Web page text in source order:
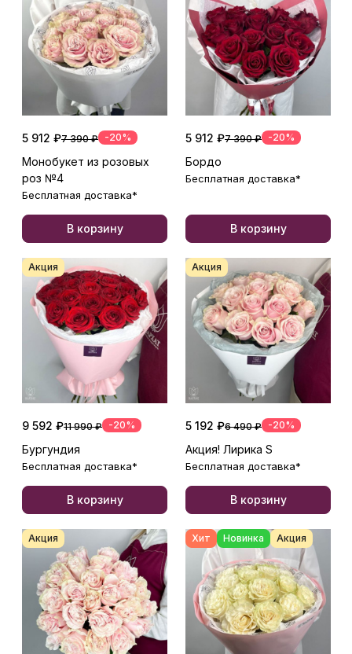
5 912 ₽7 390 ₽ -20%
Монобукет из розовых
роз №4
Бесплатная доставка*
В корзину
5 912 ₽7 390 ₽ -20%
Бордо
Бесплатная доставка*
В корзину
Акция
9 592 ₽11 990 ₽ -20%
Бургундия
Бесплатная доставка*
В корзину
Акция
5 192 ₽6 490 ₽ -20%
Акция! Лирика S
Бесплатная доставка*
В корзину
Акция Хит Новинка Акция